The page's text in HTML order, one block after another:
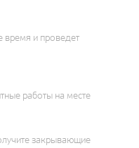
время и проведет
работы на месте
закрывающие